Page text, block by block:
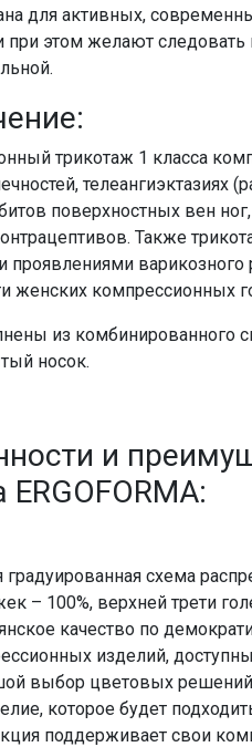
для активных,
этом желают
трикотаж 1 класса
телеангиэктазиях
поверхностных вен
Также
проявлениями варикозного
женских компрессионных
из комбинированного
носок.
и
градуированная схема
– 100%, верхней трети
качество по
изделий,
выбор цветовых
которое будет
поддерживает свои